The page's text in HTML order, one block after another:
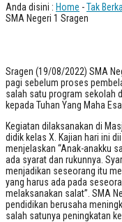
Anda disini : Home -Tak
SMA Negeri 1 Sragen
Sragen (19/08/2022) SMA
pagi sebelum proses
salah satu program sekolah
kepada Tuhan Yang Maha Esa.
Kegiatan dilaksanakan di
didik kelas X. Kajian hari ini
menjelaskan “Anak-anakku
ada syarat dan rukunnya.
menjadikan seseorang itu
yang harus ada pada
melaksanakan salat”. SMA
pendidikan berusaha
salah satunya peningkatan